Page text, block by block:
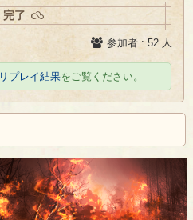
完了
参加者 : 52 人
リプレイ結果をご覧ください。